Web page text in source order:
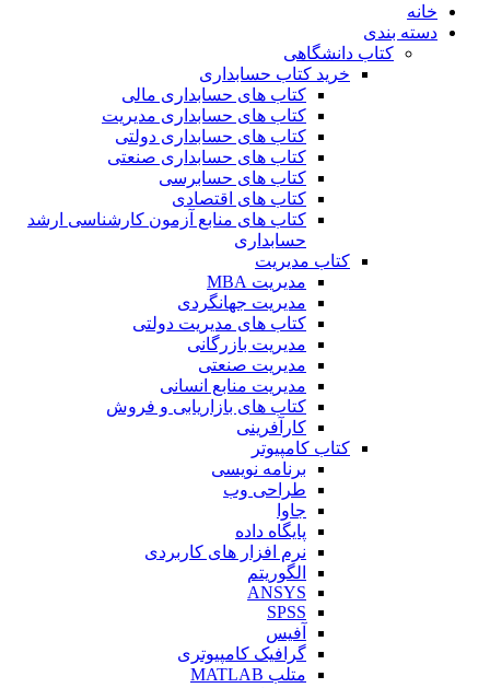
خانه
دسته بندی
کتاب دانشگاهی
خرید کتاب حسابداری
کتاب های حسابداری مالی
کتاب های حسابداری مدیریت
کتاب های حسابداری دولتی
کتاب های حسابداری صنعتی
کتاب های حسابرسی
کتاب های اقتصادی
کتاب های منابع آزمون کارشناسی ارشد
حسابداری
کتاب مدیریت
مدیریت MBA
مدیریت جهانگردی
کتاب های مدیریت دولتی
مدیریت بازرگانی
مدیریت صنعتی
مدیریت منابع انسانی
کتاب های بازاریابی و فروش
کارآفرینی
کتاب کامپیوتر
برنامه نویسی
طراحی وب
جاوا
پایگاه داده
نرم افزار های کاربردی
الگوریتم
ANSYS
SPSS
آفیس
گرافیک کامپیوتری
متلب MATLAB